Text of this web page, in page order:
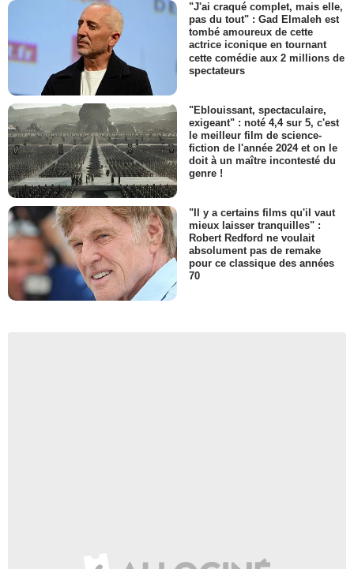
"J'ai craqué complet, mais elle,
pas du tout" : Gad Elmaleh est
tombé amoureux de cette
actrice iconique en tournant
cette comédie aux 2 millions de
spectateurs
"Eblouissant, spectaculaire,
exigeant" : noté 4,4 sur 5, c'est
le meilleur film de science-
fiction de l'année 2024 et on le
doit à un maître incontesté du
genre !
"Il y a certains films qu'il vaut
mieux laisser tranquilles" :
Robert Redford ne voulait
absolument pas de remake
pour ce classique des années
70